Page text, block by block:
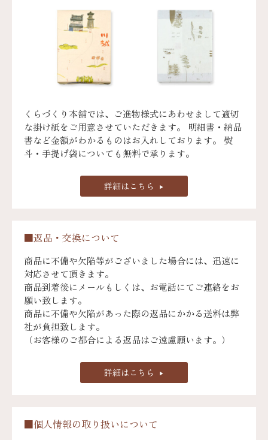
くらづくり本舗では、ご進物様式にあわせまして適切
な掛け紙をご用意させていただきます。 明細書・納品
書など金額がわかるものはお入れしております。 熨
斗・手提げ袋についても無料で承ります。
詳細はこちら
■返品・交換について
商品に不備や欠陥等がございました場合には、迅速に
対応させて頂きます。
商品到着後にメールもしくは、お電話にてご連絡をお
願い致します。
商品に不備や欠陥があった際の返品にかかる送料は弊
社が負担致します。
（お客様のご都合による返品はご遠慮願います。）
詳細はこちら
■個人情報の取り扱いについて